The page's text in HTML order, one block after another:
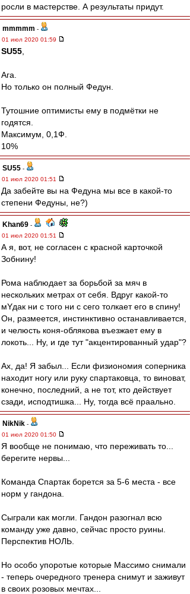
росли в мастерстве. А результаты придут.
mmmmm -
01 июл 2020 01:59
SU55
Ага.
Но только он полный Федун.
Тутошние оптимисты ему в подмётки не
годятся.
Максимум, 0,1Ф.
10%
SU55 -
01 июл 2020 01:51
Да забейте вы на Федуна мы все в какой-то
степени Федуны, не?)
Khan69 -
01 июл 2020 01:51
А я, вот, не согласен с красной карточкой
Зобнину!
Рома наблюдает за борьбой за мяч в
нескольких метрах от себя. Вдруг какой-то
мYдак ни с того ни с сего толкает его в спину!
Он, размеется, инстинктивно останавливается,
и челюсть коня-облякова въезжает ему в
локоть... Ну, и где тут "акцентированный удар"?
Ах, да! Я забыл... Если физиономия соперника
находит ногу или руку спартаковца, то виноват,
конечно, последний, а не тот, кто действует
сзади, исподтишка... Ну, тогда всё праально.
NikNik -
01 июл 2020 01:50
Я вообще не понимаю, что переживать то...
берегите нервы...
Команда Спартак борется за 5-6 места - все
норм у гандона.
Сыграли как могли. Гандон разогнал всю
команду уже давно, сейчас просто руины.
Перспектив НОЛЬ.
Но особо упоротые которые Массимо снимали
- теперь очередного тренера снимут и заживут
в своих розовых мечтах...